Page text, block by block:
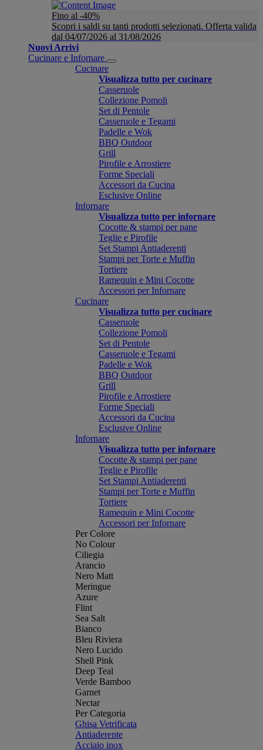
Fino al -40%
Scopri i saldi su tanti prodotti selezionati. Offerta valida
dal 04/07/2026 al 31/08/2026
Nuovi Arrivi
Cucinare e Infornare
Cucinare
Visualizza tutto per cucinare
Casseruole
Collezione Pomoli
Set di Pentole
Casseruole e Tegami
Padelle e Wok
BBQ Outdoor
Grill
Pirofile e Arrostiere
Forme Speciali
Accessori da Cucina
Esclusive Online
Infornare
Visualizza tutto per infornare
Cocotte & stampi per pane
Teglie e Pirofile
Set Stampi Antiaderenti
Stampi per Torte e Muffin
Tortiere
Ramequin e Mini Cocotte
Accessori per Infornare
Cucinare
Visualizza tutto per cucinare
Casseruole
Collezione Pomoli
Set di Pentole
Casseruole e Tegami
Padelle e Wok
BBQ Outdoor
Grill
Pirofile e Arrostiere
Forme Speciali
Accessori da Cucina
Esclusive Online
Infornare
Visualizza tutto per infornare
Cocotte & stampi per pane
Teglie e Pirofile
Set Stampi Antiaderenti
Stampi per Torte e Muffin
Tortiere
Ramequin e Mini Cocotte
Accessori per Infornare
Per Colore
No Colour
Ciliegia
Arancio
Nero Matt
Meringue
Azure
Flint
Sea Salt
Bianco
Bleu Riviera
Nero Lucido
Shell Pink
Deep Teal
Verde Bamboo
Garnet
Nectar
Per Categoria
Ghisa Vetrificata
Antiaderente
Acciaio inox